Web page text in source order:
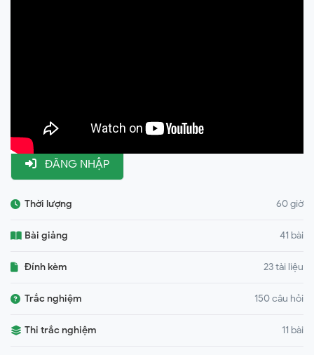
1,500,000 ₫
ĐĂNG NHẬP
Thời lượng 60 giờ
Bài giảng 41 bài
Đính kèm 23 tài liệu
Trắc nghiệm 150 câu hỏi
Thi trắc nghiệm 11 bài